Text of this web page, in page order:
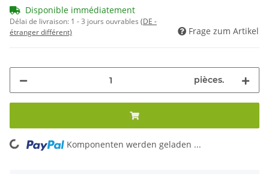
Disponible immédiatement
Délai de livraison: 1 - 3 jours ouvrables (DE -
étranger différent)
Frage zum Artikel
pièces.
Loading... Komponenten werden geladen ...